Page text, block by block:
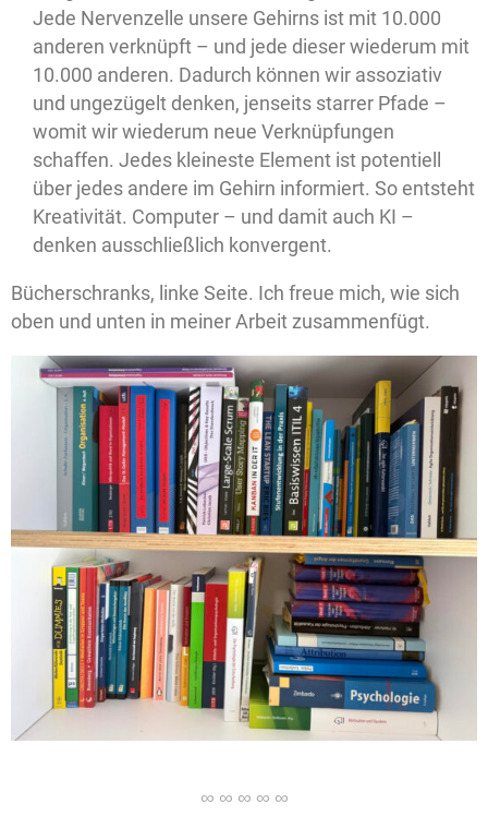
Jede Nervenzelle unsere Gehirns ist mit 10.000
anderen verknüpft – und jede dieser wiederum mit
10.000 anderen. Dadurch können wir assoziativ
und ungezügelt denken, jenseits starrer Pfade –
womit wir wiederum neue Verknüpfungen
schaffen. Jedes kleineste Element ist potentiell
über jedes andere im Gehirn informiert. So entsteht
Kreativität. Computer – und damit auch KI –
denken ausschließlich konvergent.
Bücherschranks, linke Seite. Ich freue mich, wie sich
oben und unten in meiner Arbeit zusammenfügt.